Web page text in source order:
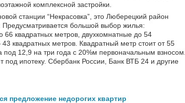
комплексной застройки.
станции “Некрасовка”, это Люберецкий район
большой выбор жилья:
квадратных метров, двухкомнатные до 54
квадратных метров. Квадратный метр стоит от 55
под 12,9 на три года с 20%м первоначальным взносом.
под ипотеку. Сбербанк России, Банк ВТБ 24 и другие
предложение недорогих квартир